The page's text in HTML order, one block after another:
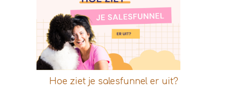
Hoe ziet je salesfunnel er uit?